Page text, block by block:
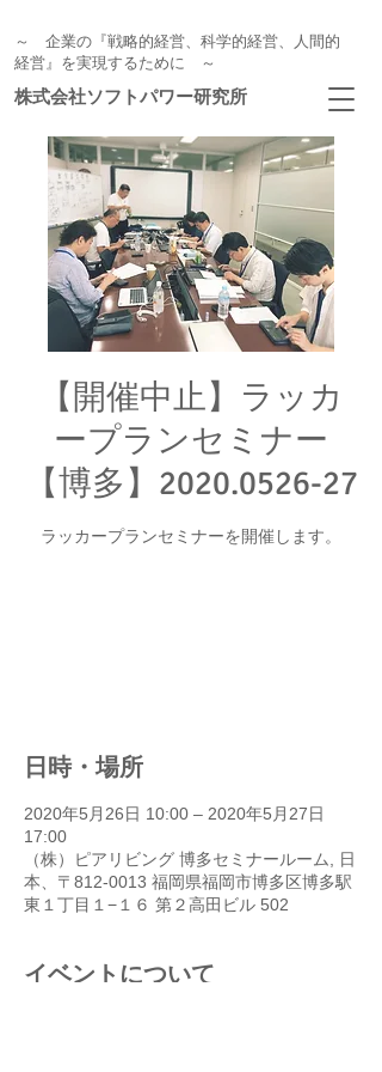
～ 企業の『戦略的経営、科学的経営、人間的
経営』を実現するために ～
株式会社ソフトパワー研究所
【開催中止】ラッカ
ープランセミナー
【博多】2020.0526-27
ラッカープランセミナーを開催します。
日時・場所
2020年5月26日 10:00 – 2020年5月27日
17:00
（株）ピアリビング 博多セミナールーム, 日
本、〒812-0013 福岡県福岡市博多区博多駅
東１丁目１−１６ 第２高田ビル 502
イベントについて